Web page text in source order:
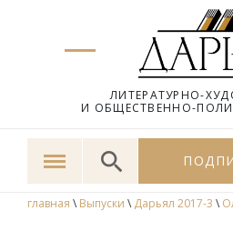
ЛИТЕРАТУРНО-
И ОБЩЕСТВЕННО-
главная \ Выпуски \ Дарьял 2017-3 \